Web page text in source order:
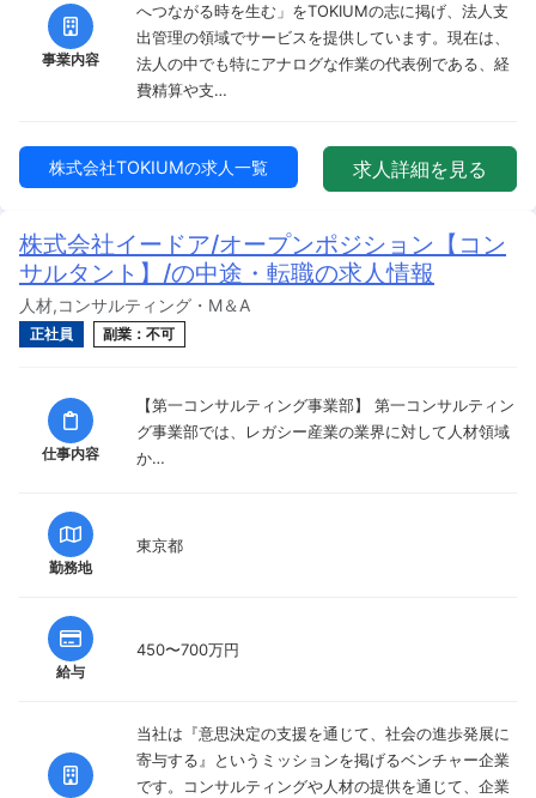
事業内容
へつながる時を生む」をTOKIUMの志に掲げ、法人支
出管理の領域でサービスを提供しています。現在は、
法人の中でも特にアナログな作業の代表例である、経
費精算や支…
株式会社TOKIUMの求人一覧 求人詳細を見る
株式会社イードア/オープンポジション【コン
サルタント】/の中途・転職の求人情報
人材,コンサルティング・M＆A
正社員 副業：不可
仕事内容
【第一コンサルティング事業部】 第一コンサルティン
グ事業部では、レガシー産業の業界に対して人材領域
か…
勤務地
東京都
給与
450〜700万円
当社は『意思決定の支援を通じて、社会の進歩発展に
寄与する』というミッションを掲げるベンチャー企業
です。コンサルティングや人材の提供を通じて、企業